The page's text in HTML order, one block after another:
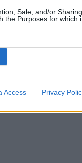
Sale, and/or Sharing
the Purposes for which
Access Privacy